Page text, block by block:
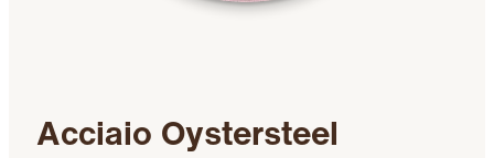
Acciaio Oystersteel